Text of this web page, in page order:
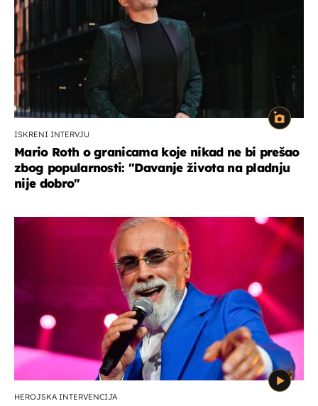
ISKRENI INTERVJU
Mario Roth o granicama koje nikad ne bi prešao
zbog popularnosti: "Davanje života na pladnju
nije dobro"
HEROJSKA INTERVENCIJA